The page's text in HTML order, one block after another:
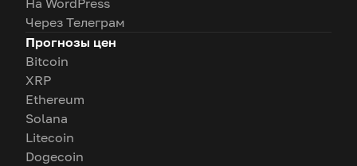
Через Телеграм
Прогнозы цен
Bitcoin
XRP
Ethereum
Solana
Litecoin
Dogecoin